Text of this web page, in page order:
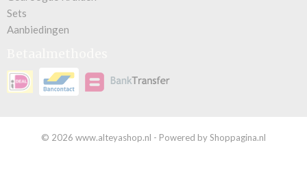
Sets
Aanbiedingen
© 2026 www.alteyashop.nl - Powered by Shoppagina.nl